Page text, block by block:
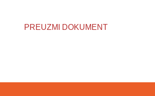
PREUZMI DOKUMENT